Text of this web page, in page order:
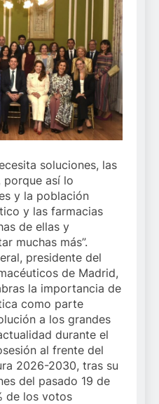
soluciones, las
porque así lo
y la población
y las farmacias
de ellas y
muchas más”.
presidente del
de Madrid,
la importancia de
como parte
a los grandes
durante el
al frente del
2026-2030, tras su
del pasado 19 de
de los votos